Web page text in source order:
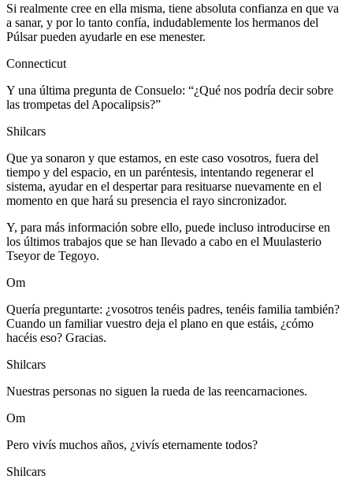
Si realmente cree en ella misma, tiene absoluta confianza en que va
a sanar, y por lo tanto confía, indudablemente los hermanos del
Púlsar pueden ayudarle en ese menester.
Connecticut
Y una última pregunta de Consuelo: “¿Qué nos podría decir sobre
las trompetas del Apocalipsis?”
Shilcars
Que ya sonaron y que estamos, en este caso vosotros, fuera del
tiempo y del espacio, en un paréntesis, intentando regenerar el
sistema, ayudar en el despertar para resituarse nuevamente en el
momento en que hará su presencia el rayo sincronizador.
Y, para más información sobre ello, puede incluso introducirse en
los últimos trabajos que se han llevado a cabo en el Muulasterio
Tseyor de Tegoyo.
Om
Quería preguntarte: ¿vosotros tenéis padres, tenéis familia también?
Cuando un familiar vuestro deja el plano en que estáis, ¿cómo
hacéis eso? Gracias.
Shilcars
Nuestras personas no siguen la rueda de las reencarnaciones.
Om
Pero vivís muchos años, ¿vivís eternamente todos?
Shilcars